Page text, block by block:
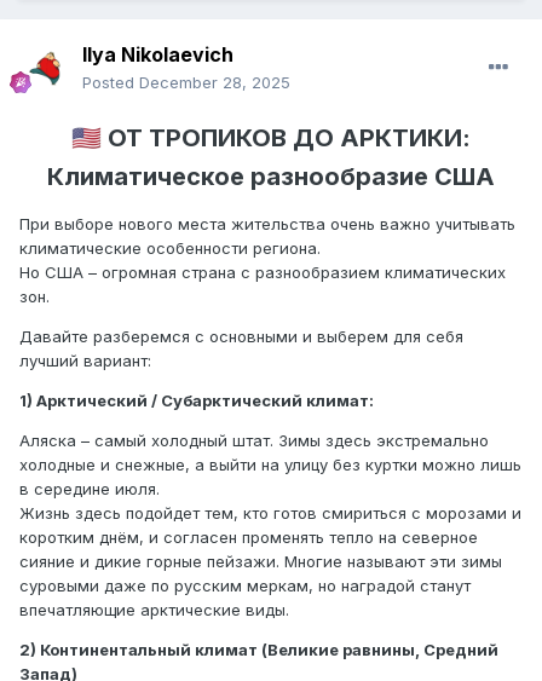
Ilya Nikolaevich
Posted December 28, 2025
🇺🇸 ОТ ТРОПИКОВ ДО АРКТИКИ:
Климатическое разнообразие США
При выборе нового места жительства очень важно учитывать
климатические особенности региона.
Но США – огромная страна с разнообразием климатических
зон.
Давайте разберемся с основными и выберем для себя
лучший вариант:
1) Арктический / Субарктический климат:
Аляска – самый холодный штат. Зимы здесь экстремально
холодные и снежные, а выйти на улицу без куртки можно лишь
в середине июля.
Жизнь здесь подойдет тем, кто готов смириться с морозами и
коротким днём, и согласен променять тепло на северное
сияние и дикие горные пейзажи. Многие называют эти зимы
суровыми даже по русским меркам, но наградой станут
впечатляющие арктические виды.
2) Континентальный климат (Великие равнины, Средний
Запад)